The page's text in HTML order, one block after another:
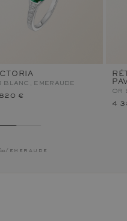
BLANC, EMERAUDE
€
OR
4
/ emeraude